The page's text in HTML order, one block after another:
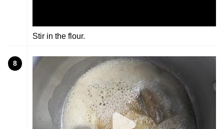
Stir in the flour.
8